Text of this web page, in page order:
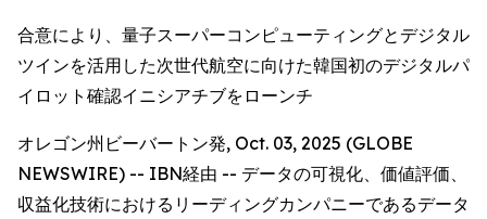
合意により、量子スーパーコンピューティングとデジタル
ツインを活用した次世代航空に向けた韓国初のデジタルパ
イロット確認イニシアチブをローンチ
オレゴン州ビーバートン発, Oct. 03, 2025 (GLOBE
NEWSWIRE) -- IBN経由 -- データの可視化、価値評価、
収益化技術におけるリーディングカンパニーであるデータ